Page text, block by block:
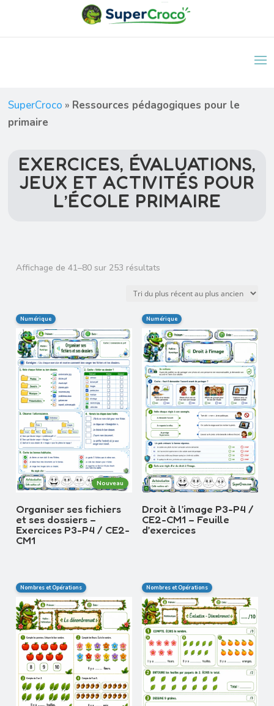
SuperCroco » Ressources pédagogiques pour le
primaire
EXERCICES, ÉVALUATIONS,
JEUX ET ACTIVITÉS POUR
L’ÉCOLE PRIMAIRE
Affichage de 41–80 sur 253 résultats
récent
au
plus
ancien
Numérique
Nouveau
Organiser ses fichiers
et ses dossiers –
Exercices P3-P4 / CE2-
CM1
Numérique
Droit à l’image P3-P4 /
CE2-CM1 – Feuille
d’exercices
Nombres et Opérations Nombres et Opérations